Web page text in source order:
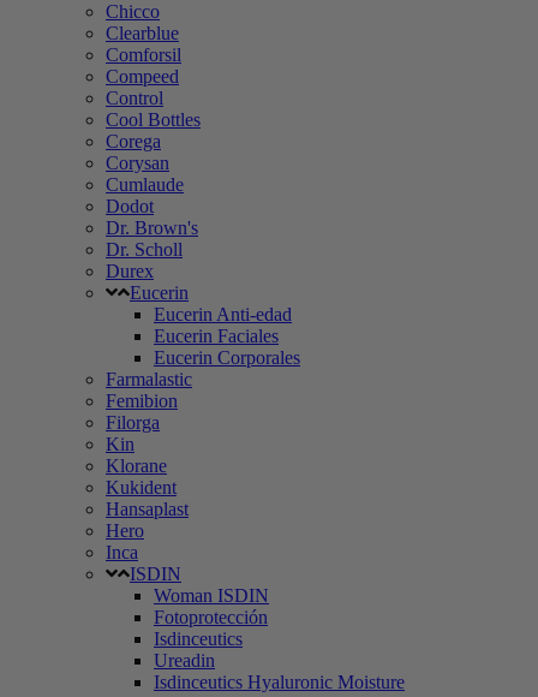
Chicco
Clearblue
Comforsil
Compeed
Control
Cool Bottles
Corega
Corysan
Cumlaude
Dodot
Dr. Brown's
Dr. Scholl
Durex
Eucerin
Eucerin Anti-edad
Eucerin Faciales
Eucerin Corporales
Farmalastic
Femibion
Filorga
Kin
Klorane
Kukident
Hansaplast
Hero
Inca
ISDIN
Woman ISDIN
Fotoprotección
Isdinceutics
Ureadin
Isdinceutics Hyaluronic Moisture